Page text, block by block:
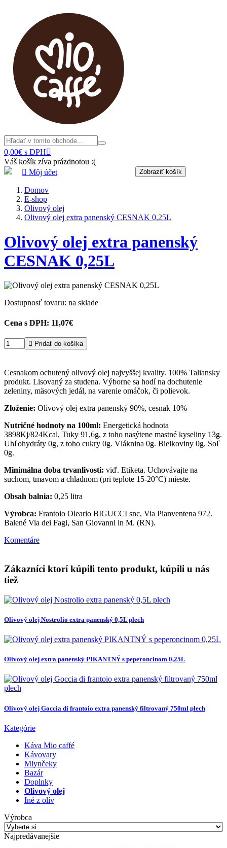
0,00€ s DPH
Váš košík zíva prázdnotou :(
Zobraziť košík
 Môj účet
Domov
E-shop
Olivový olej
Olivový olej extra panenský CESNAK 0,25L
Olivový olej extra panenský
CESNAK 0,25L
Dostupnosť tovaru: na sklade
Cena s DPH: 11,07€
 Pridať do košíka
Cesnakom ochutený olivový olej najvyššej kvality. 100% Taliansky
produkt. Lisovaný za studena. Výborne sa hodí na dochutenie
zeleniny, mäsových jedál, na varenie omáčok, či polievok.
Zloženie: Olivový olej extra panenský 90%, cesnak 10%
Nutričné hodnoty na 100ml: Energetická hodnota
3898Kj/824Kcal, Tuky 91,6g, z toho nasýtene mastné kyseliny 13g.
Uhľohydráty 0g, z toho cukry 0g. Vláknina 0g. Bielkoviny 0g. Soľ
0g.
Minimálna doba trvanlivosti: viď. Etiketa. Uchovávajte na
suchom, tmavom a chladnom (pri teplote 15-20°C) mieste.
Obsah balnia: 0,25 litra
Výrobca: Frantoio Oleario BIGUCCI snc, Via Pianventena 972.
Balené Via dei Fagi, San Giovanni in M. (RN).
Komentáre
Zákazníci ktorí kúpili tento produkt, kúpili u nás
tiež
Olivový olej Nostrolio extra panenský 0,5L plech
Olivový olej extra panenský PIKANTNÝ s peperoncinom 0,25L
Olivový olej Goccia di frantoio extra panenský filtrovaný 750ml plech
Kategórie
Káva Mio caffé
Kávovary
Mlynčeky
Bazár
Doplnky
Olivový olej
Iné z olív
Výrobca
Najpredávanejšie